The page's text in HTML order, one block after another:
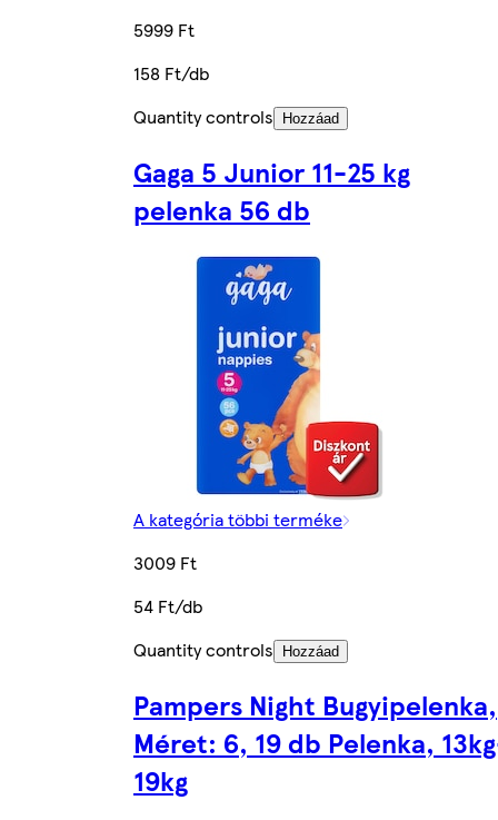
5999 Ft
158 Ft/db
Quantity controls
Hozzáad
Gaga 5 Junior 11-25 kg
pelenka 56 db
A kategória többi terméke
3009 Ft
54 Ft/db
Quantity controls
Hozzáad
Pampers Night Bugyipelenka,
Méret: 6, 19 db Pelenka,
19kg